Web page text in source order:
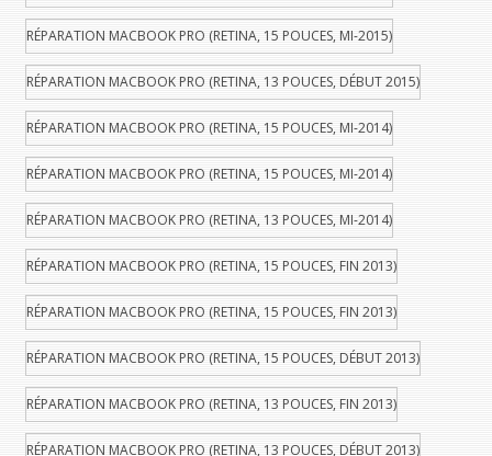
RÉPARATION MACBOOK PRO (RETINA, 15 POUCES, MI-2015)
RÉPARATION MACBOOK PRO (RETINA, 13 POUCES, DÉBUT 2015)
RÉPARATION MACBOOK PRO (RETINA, 15 POUCES, MI-2014)
RÉPARATION MACBOOK PRO (RETINA, 15 POUCES, MI-2014)
RÉPARATION MACBOOK PRO (RETINA, 13 POUCES, MI-2014)
RÉPARATION MACBOOK PRO (RETINA, 15 POUCES, FIN 2013)
RÉPARATION MACBOOK PRO (RETINA, 15 POUCES, FIN 2013)
RÉPARATION MACBOOK PRO (RETINA, 15 POUCES, DÉBUT 2013)
RÉPARATION MACBOOK PRO (RETINA, 13 POUCES, FIN 2013)
RÉPARATION MACBOOK PRO (RETINA, 13 POUCES, DÉBUT 2013)